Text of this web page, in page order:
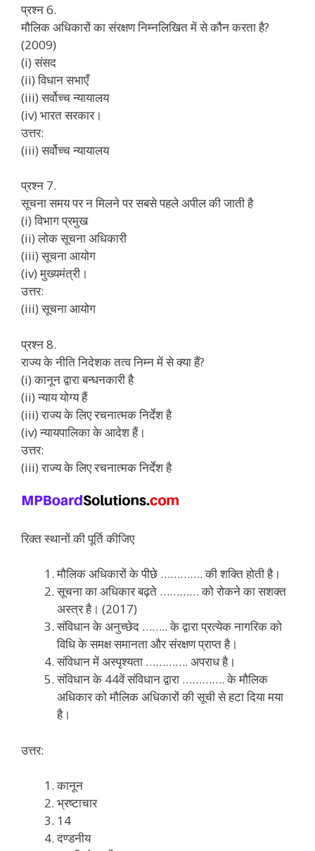
प्रश्न 6.
मौलिक अधिकारों का संरक्षण निम्नलिखित में से कौन करता है?
(2009)
(i) संसद
(ii) विधान सभाएँ
(iii) सर्वोच्च न्यायालय
(iv) भारत सरकार।
उत्तर:
(iii) सर्वोच्च न्यायालय
प्रश्न 7.
सूचना समय पर न मिलने पर सबसे पहले अपील की जाती है
(i) विभाग प्रमुख
(ii) लोक सूचना अधिकारी
(iii) सूचना आयोग
(iv) मुख्यमंत्री।
उत्तर:
(iii) सूचना आयोग
प्रश्न 8.
राज्य के नीति निदेशक तत्व निम्न में से क्या हैं?
(i) कानून द्वारा बन्धनकारी है
(ii) न्याय योग्य हैं
(iii) राज्य के लिए रचनात्मक निर्देश है
(iv) न्यायपालिका के आदेश हैं।
उत्तर:
(iii) राज्य के लिए रचनात्मक निर्देश है
रिक्त स्थानों की पूर्ति कीजिए
मौलिक अधिकारों के पीछे …………. की शक्ति होती है।
सूचना का अधिकार बढ़ते ………… को रोकने का सशक्त
अस्त्र है। (2017)
संविधान के अनुच्छेद …….. के द्वारा प्रत्येक नागरिक को
विधि के समक्ष समानता और संरक्षण प्राप्त है।
संविधान में अस्पृश्यता …………. अपराध है।
संविधान के 44वें संविधान द्वारा …………. के मौलिक
अधिकार को मौलिक अधिकारों की सूची से हटा दिया मया
है।
उत्तर:
कानून
भ्रष्टाचार
14
दण्डनीय